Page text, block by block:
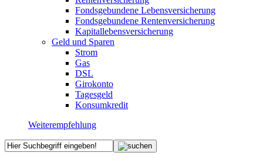
Fondsgebundene Lebensversicherung
Fondsgebundene Rentenversicherung
Kapitallebensversicherung
Geld und Sparen
Strom
Gas
DSL
Girokonto
Tagesgeld
Konsumkredit
Weiterempfehlung